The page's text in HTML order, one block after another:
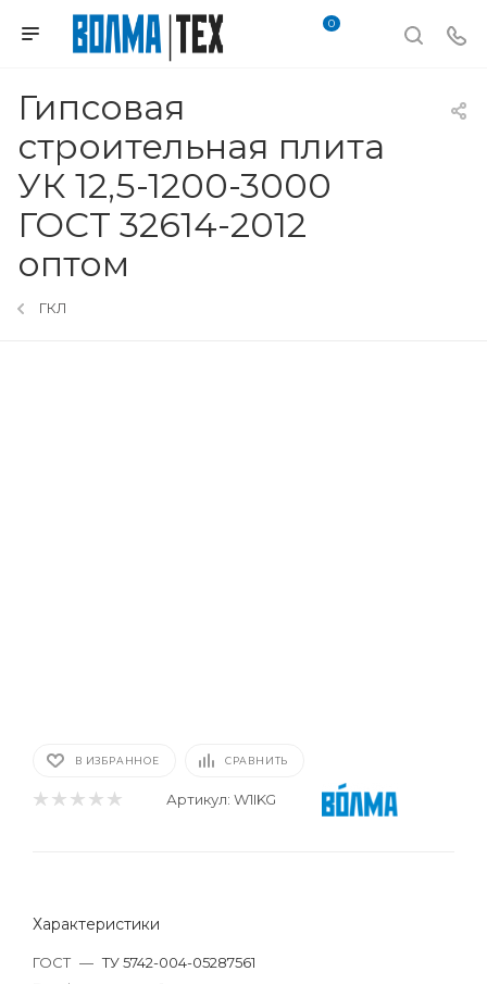
0
Гипсовая
строительная плита
УК 12,5-1200-3000
ГОСТ 32614-2012
оптом
ГКЛ
В ИЗБРАННОЕ СРАВНИТЬ
Артикул: W1IKG
Характеристики
ГОСТ — ТУ 5742-004-05287561